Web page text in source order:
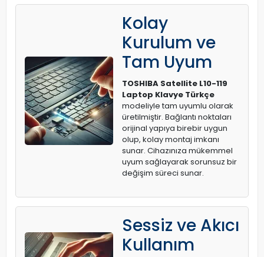
Kolay
Kurulum ve
Tam Uyum
TOSHIBA Satellite L10-119
Laptop Klavye Türkçe
modeliyle tam uyumlu olarak
üretilmiştir. Bağlantı noktaları
orijinal yapıya birebir uygun
olup, kolay montaj imkanı
sunar. Cihazınıza mükemmel
uyum sağlayarak sorunsuz bir
değişim süreci sunar.
Sessiz ve Akıcı
Kullanım